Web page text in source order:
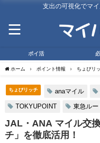
支出の可視化でマ
ポイ活
ホーム ポイント情報 ちょびリ
ちょびリッチ anaマイル
TOKYUPOINT 東急ルー
JAL・ANA マイル交
チ」を徹底活用！